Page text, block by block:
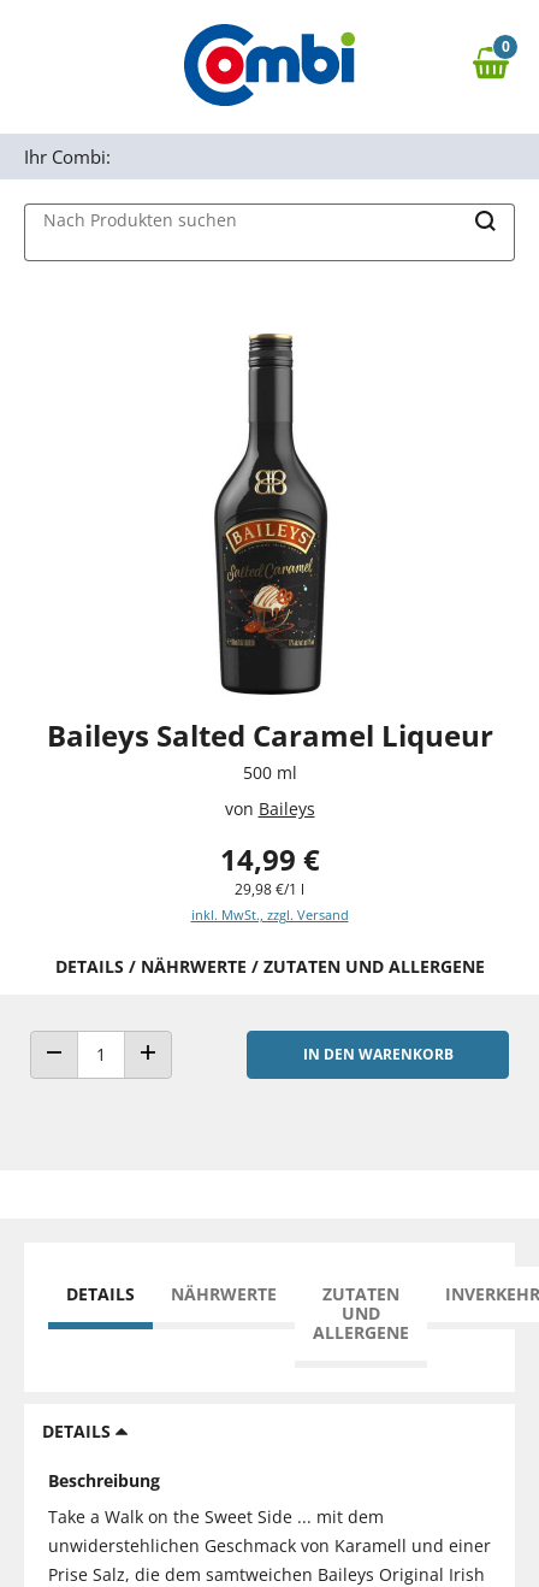
Zur Navigation springen
0,00 €
0
Nach Produkten suchen
Ihr Combi:
Baileys Salted Caramel Liqueur
500 ml
von Baileys
14,99 €
29,98 €/1 l
inkl. MwSt., zzgl. Versand
DETAILS / NÄHRWERTE / ZUTATEN UND ALLERGENE
ANZAHL VERRINGERNANZAHL ERHÖHEN
IN DEN WARENKORB
DETAILS NÄHRWERTE
ZUTATEN
UND
ALLERGENE
DETAILS
Beschreibung
Take a Walk on the Sweet Side ... mit dem
unwiderstehlichen Geschmack von Karamell und einer
Prise Salz, die dem samtweichen Baileys Original Irish